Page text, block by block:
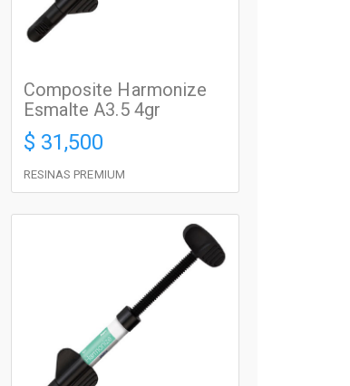
Composite Harmonize
Esmalte A3.5 4gr
$ 31,500
RESINAS PREMIUM